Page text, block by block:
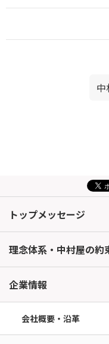
中
トップメッセージ
理念体系・中村屋の約
企業情報
会社概要・沿革